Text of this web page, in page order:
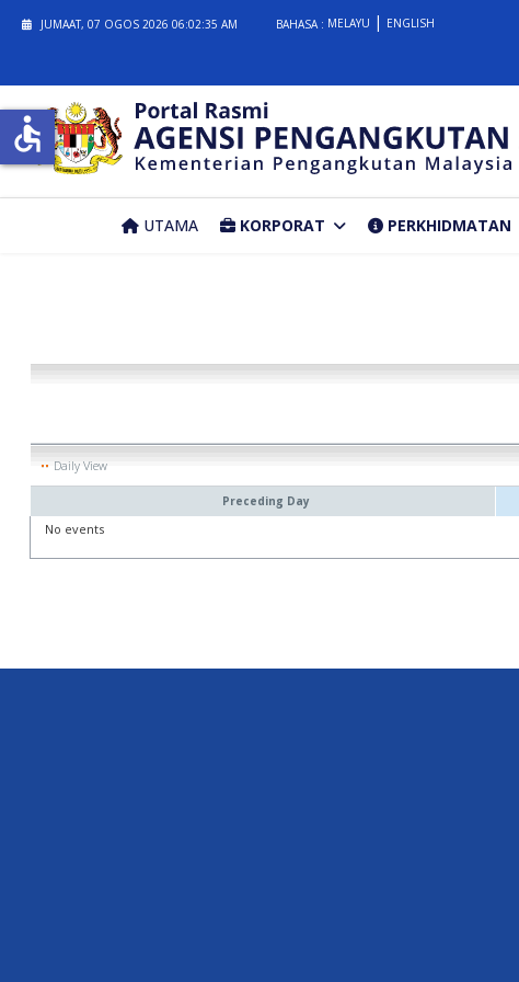
JUMAAT, 07 OGOS 2026 06:02:35 AM BAHASA : MELAYU ENGLISH
UTAMA KORPORAT PERKHIDMATAN
Daily View
Preceding Day
No events
accessible